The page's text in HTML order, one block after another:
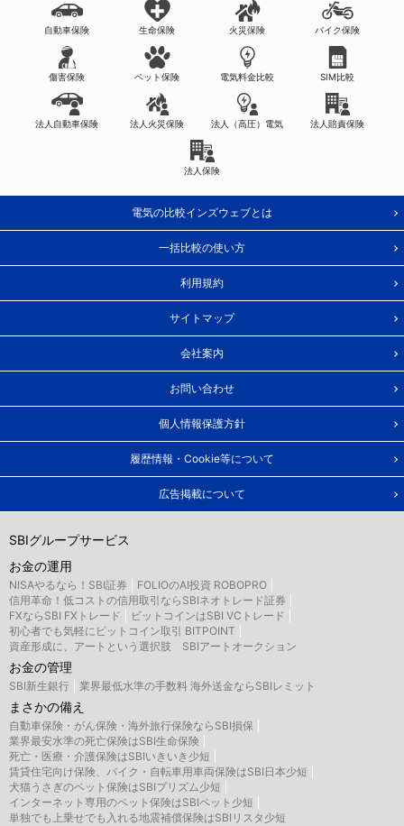
自動車保険 生命保険 火災保険 バイク保険
傷害保険 ペット保険 電気料金比較 SIM比較
法人自動車保険 法人火災保険 法人（高圧）電気 法人賠責保険
法人保険
電気の比較インズウェブとは
一括比較の使い方
利用規約
サイトマップ
会社案内
お問い合わせ
個人情報保護方針
履歴情報・Cookie等について
広告掲載について
SBIグループサービス
お金の運用
NISAやるなら！SBI証券
FOLIOのAI投資 ROBOPRO
信用革命！低コストの信用取引ならSBIネオトレード証券
FXならSBI FXトレード
ビットコインはSBI VCトレード
初心者でも気軽にビットコイン取引 BITPOINT
資産形成に、アートという選択肢 SBIアートオークション
お金の管理
SBI新生銀行 業界最低水準の手数料 海外送金ならSBIレミット
まさかの備え
自動車保険・がん保険・海外旅行保険ならSBI損保
業界最安水準の死亡保険はSBI生命保険
死亡・医療・介護保険はSBIいきいき少短
賃貸住宅向け保険、バイク・自転車用車両保険はSBI日本少短
犬猫うさぎのペット保険はSBIプリズム少短
インターネット専用のペット保険はSBIペット少短
単独でも上乗せでも入れる地震補償保険はSBIリスタ少短